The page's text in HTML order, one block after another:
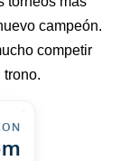
campeón.
competir
trono.